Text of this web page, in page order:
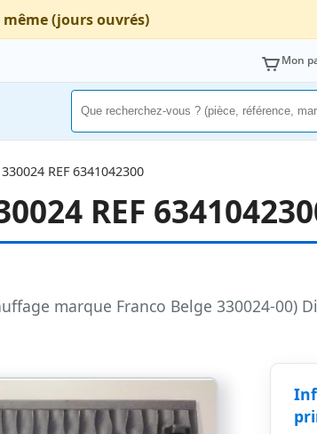
(jours ouvrés)
Mon
REF 6341042300
REF
marque Franco Belge 330024-00)